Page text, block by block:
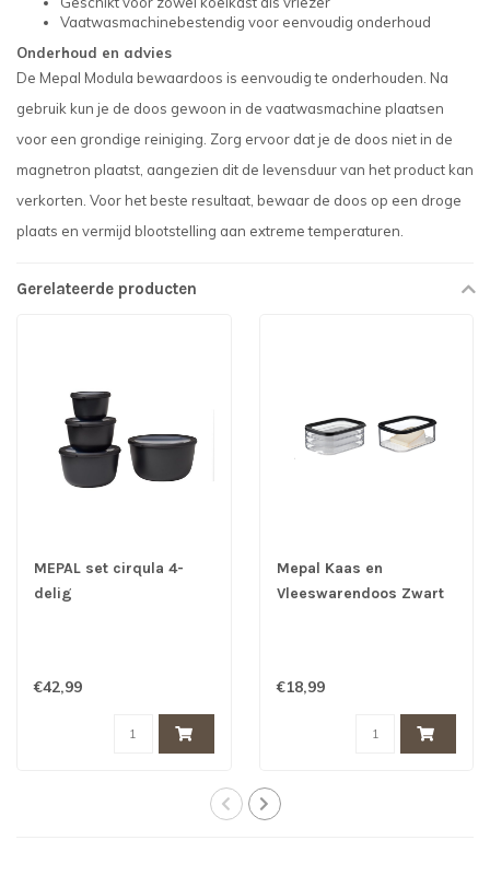
Vaatwasmachinebestendig voor eenvoudig onderhoud
Onderhoud en advies
De Mepal Modula bewaardoos is eenvoudig te onderhouden. Na
gebruik kun je de doos gewoon in de vaatwasmachine plaatsen
voor een grondige reiniging. Zorg ervoor dat je de doos niet in de
magnetron plaatst, aangezien dit de levensduur van het product kan
verkorten. Voor het beste resultaat, bewaar de doos op een droge
plaats en vermijd blootstelling aan extreme temperaturen.
Gerelateerde producten
MEPAL set cirqula 4-
delig
€42,99
Mepal Kaas en
Vleeswarendoos Zwart
€18,99